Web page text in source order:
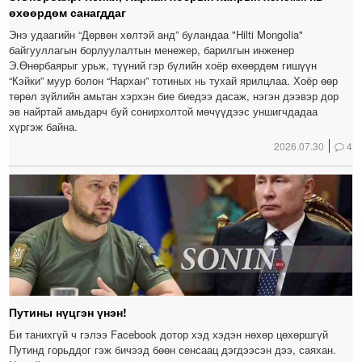
өхөөрдөм санагддаг
Энэ удаагийн “Дөрвөн хөлтэй анд” буландаа "Hilti Mongolia"
байгууллагын борлуулалтын менежер, барилгын инженер
Э.Өнөрбаярыг урьж, түүний гэр бүлийн хоёр өхөөрдөм гишүүн
“Кэйки” муур болон “Нархан” тотиных нь тухай ярилцлаа. Хоёр өөр
төрөл зүйлийн амьтан хэрхэн бие биедээ дасаж, нэгэн дээвэр дор
эв найртай амьдарч буй сонирхолтой мөчүүдээс уншигчдадаа
хүргэж байна.
2026.07.30 4
Путины нүцгэн үнэн!
Би танихгүй ч гэлээ Facebook дотор хэд хэдэн нөхөр цөхөршгүй
Путинд горьддог гэж бичээд бөөн сенсаац дэгдээсэн дээ, саяхан.